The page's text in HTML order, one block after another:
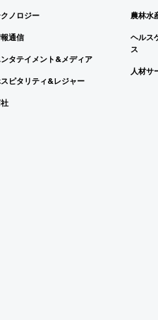
ノロジー
通信
ンタテイメント&メディア
ピタリティ&レジャー
農林水
ヘルス
ス
人材サ